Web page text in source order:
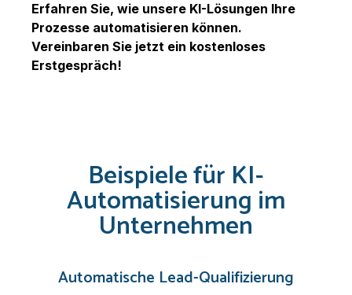
Erfahren Sie, wie unsere KI-Lösungen Ihre
Prozesse automatisieren können.
Vereinbaren Sie jetzt ein kostenloses
Erstgespräch!
Beispiele für KI-
Automatisierung im
Unternehmen
Automatische Lead-Qualifizierung